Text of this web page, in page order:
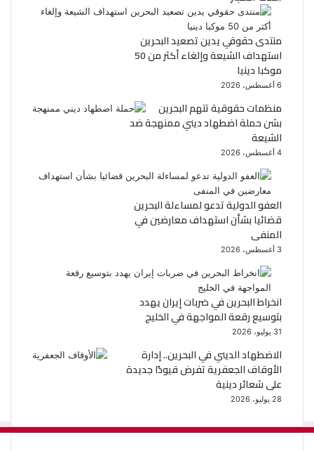
ك
منتدى حقوقي يدين تصعيد البحرين
استهداف الشيعة وإلغاء أكثر من 50
موكبا دينيا
6 أغسطس، 2026
منظمات حقوقية تتهم البحرين
بشن حملة اضطهاد ديني ممنهجة ضد
الشيعة
4 أغسطس، 2026
العفو الدولية تدعو لمساءلة البحرين
قضائيا بشأن استهداف معارضين في
المنفى
3 أغسطس، 2026
انخراط البحرين في ضربات إيران يهدد
بتوسيع رقعة المواجهة في الخليج
31 يوليو، 2026
الاضطهاد الديني في البحرين.. إدارة
الأوقاف الجعفرية تفرض قيودًا جديدة
على شعائر دينية
28 يوليو، 2026